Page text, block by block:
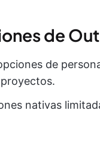
de
de
nativas